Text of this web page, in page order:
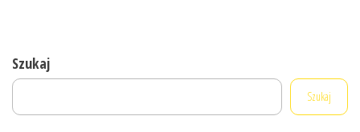
Szukaj
Szukaj